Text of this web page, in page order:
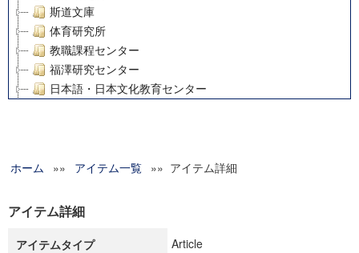
斯道文庫
体育研究所
教職課程センター
福澤研究センター
日本語・日本文化教育センター
グローバルリサーチインスティテュート
科学研究費補助金研究成果報告書
慶應義塾大学グローバルCOEプログラム市民社会ガバナンス
ホーム »» アイテム一覧 »» アイテム詳細
アイテム詳細
アイテムタイプ Article